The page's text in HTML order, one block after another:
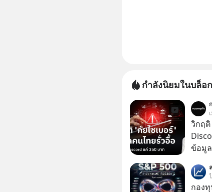
กำลังนิยมในบล็อ
วิกฤติ
ข้อมู
350
กอง